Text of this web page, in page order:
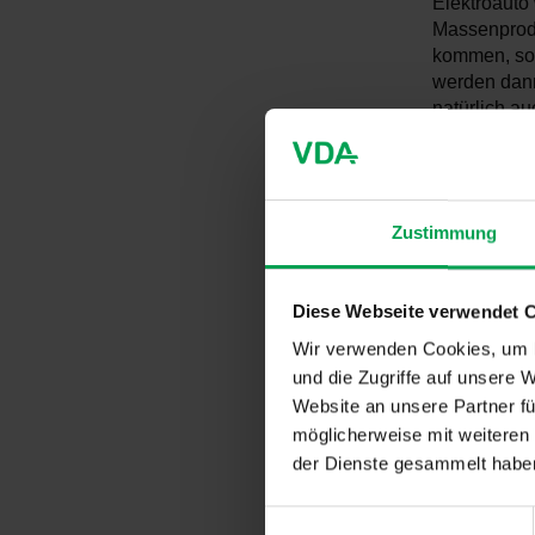
Zustimmung
Diese Webseite verwendet
Wir verwenden Cookies,
und die Zugriffe auf unsere
Website an unsere Partner
möglicherweise mit
der Dienste gesammelt
kommen,
werden
natürlich
private
Flotten
Pkw, die
und somit
Wirtschaft
gerade in